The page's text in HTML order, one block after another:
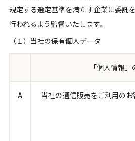
規定する選定基準を満たす企業に委託
行われるよう監督いたします。
（１）当社の保有個人データ
「個人情報
A 当社の通信販売をご利用のお